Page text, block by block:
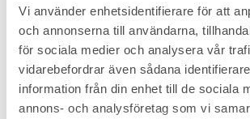
Vi använder enhetsidentifierare för att
och annonserna till användarna,
för sociala medier och analysera vår
vidarebefordrar även sådana
information från din enhet till de sociala
annons- och analysföretag som vi